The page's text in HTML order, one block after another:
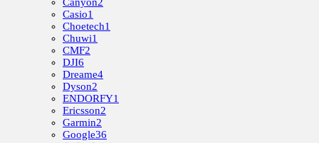
Canyon2
Casio1
Choetech1
Chuwi1
CMF2
DJI6
Dreame4
Dyson2
ENDORFY1
Ericsson2
Garmin2
Google36